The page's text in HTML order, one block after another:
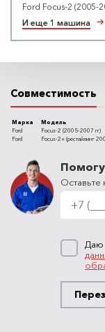
Ford Focus-2 (2005-
И еще 1 машина
Совместимость
Марка Модель
Ford
Focus-2 (2005-2007 гг)
Ford
Focus-2+ (рестайлинг
Даю